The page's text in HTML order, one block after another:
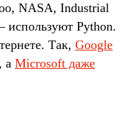
NASA, Industrial
Python.
Так, Google
, а Microsoft даже